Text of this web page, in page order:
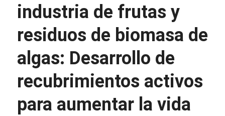
industria de frutas y
residuos de biomasa de
algas: Desarrollo de
recubrimientos activos
para aumentar la vida